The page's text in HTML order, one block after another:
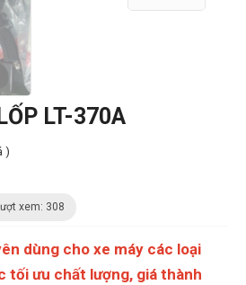
LT-370A
)
xem: 308
dùng cho xe máy các loại
tối ưu chất lượng, giá thành